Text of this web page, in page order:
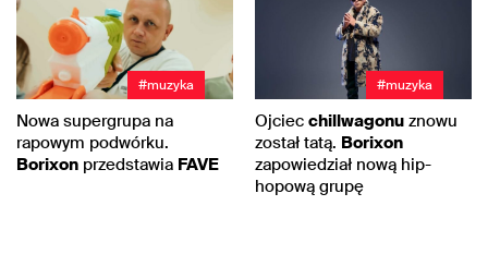
#muzyka
Nowa supergrupa na
rapowym podwórku.
Borixon przedstawia FAVE
#muzyka
Ojciec chillwagonu znowu
został tatą. Borixon
zapowiedział nową hip-
hopową grupę